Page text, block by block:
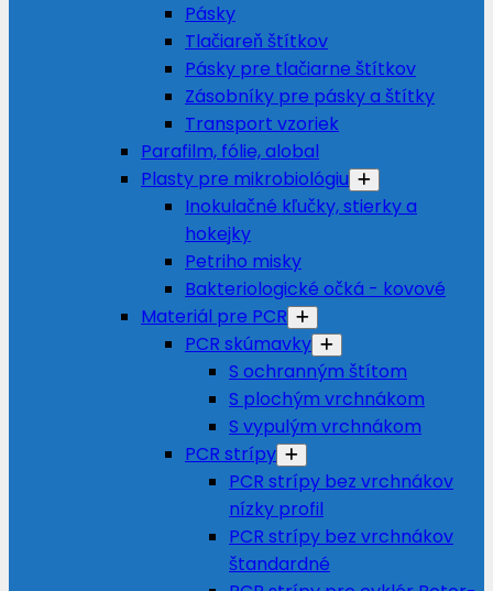
Pásky
Tlačiareň štítkov
Pásky pre tlačiarne štítkov
Zásobníky pre pásky a štítky
Transport vzoriek
Parafilm, fólie, alobal
Plasty pre mikrobiológiu
Inokulačné kľučky, stierky a
hokejky
Petriho misky
Bakteriologické očká - kovové
Materiál pre PCR
PCR skúmavky
S ochranným štítom
S plochým vrchnákom
S vypulým vrchnákom
PCR strípy
PCR strípy bez vrchnákov
nízky profil
PCR strípy bez vrchnákov
štandardné